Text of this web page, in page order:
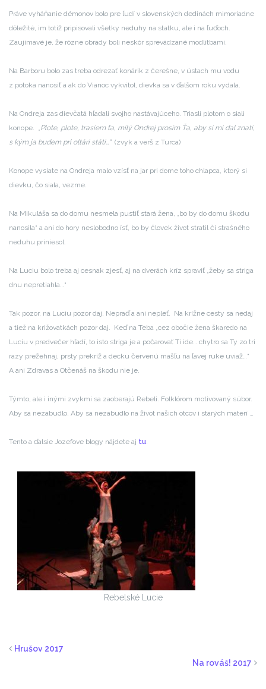
Práve vyháňanie démonov bolo pre ľudí v slovenských dedinách mimoriadne
dôležité, im totiž pripisovali všetky neduhy na statku, ale i na ľuďoch.
Zaujímavé je, že rôzne obrady boli neskôr sprevádzané modlitbami.
Na Barboru bolo zas treba odrezať konárik z čerešne, v ústach mu vodu
z potoka nanosiť a ak do Vianoc vykvitol, dievka sa v ďalšom roku vydala.
Na Ondreja zas dievčatá hľadali svojho nastávajúceho. Triasli plotom o siali
konope. „Plote, plote, trasiem ťa, milý Ondrej prosím Ťa, aby si mi dal znati,
s kým ja budem pri oltári státi…“(zvyk a verš z Turca)
Konope vysiate na Ondreja malo vzísť na jar pri dome toho chlapca, ktorý si
dievku, čo siala, vezme.
Na Mikuláša sa do domu nesmela pustiť stará žena, „bo by do domu škodu
nanosila“ a ani do hory neslobodno ísť, bo by človek život stratil či strašného
neduhu priniesol.
Na Luciu bolo treba aj cesnak zjesť, aj na dverách kríz spraviť „žeby sa striga
dnu nepretiahla…“
Tak pozor, na Luciu pozor daj. Nepraď a ani nepleť. Na krížne cesty sa nedaj
a tiež na križovatkách pozor daj. Keď na Teba „cez obočie žena škaredo na
Luciu v predvečer hľadí, to isto striga je a počarovať Ti ide… chytro sa Ty zo tri
razy prežehnaj, prsty prekríž a decku červenú mašľu na ľavej ruke uviaž…“
A ani Zdravas a Otčenáš na škodu nie je.
Týmto, ale i inými zvykmi sa zaoberajú Rebeli. Folklórom motivovaný súbor.
Aby sa nezabudlo. Aby sa nezabudlo na život našich otcov i starých materí …
Tento a ďalsie Jozefove blogy nájdete aj tu.
Rebelské Lucie
Hrušov 2017
Na rováš! 2017